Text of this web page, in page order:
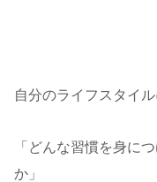
自分のライフスタイ
「どんな習慣を身に
か」